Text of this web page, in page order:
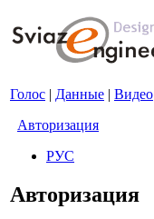
Голос | Данные | Видео
Авторизация
РУС
Авторизация